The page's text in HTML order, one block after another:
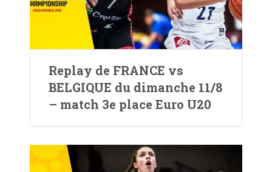
Replay de FRANCE vs
BELGIQUE du dimanche 11/8
– match 3e place Euro U20